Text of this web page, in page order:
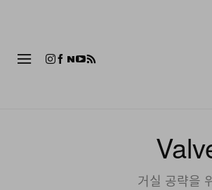
거실 공략을